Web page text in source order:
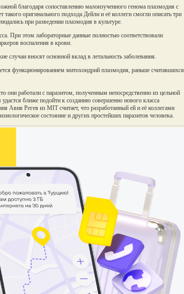
благодаря сопоставлению малоизученного генома плазмодия с
оригинального подхода Дейли и её коллеги смогли описать три
при разведении плазмодия в культуре.
При этом лабораторные данные полностью соответствовали
воспаления в крови.
случаи вносят основной вклад в летальность заболевания.
функционированием митохондрий плазмодия, раньше считавшихся
они работали с паразитом, полученным непосредственно из цельной
ближе подойти к созданию совершенно нового класса
Авив Регев из MIT считает, что разработанный ей и её коллегами
состояние и других простейших паразитов человека.